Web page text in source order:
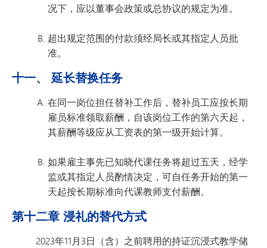
况下，应以董事会政策或总协议的规定为准。
超出规定范围的付款须经局长或其指定人员批
准。
十一、 延长替换任务
在同一岗位担任替补工作后，替补员工应按长期
雇员标准领取薪酬，自该岗位工作的第六天起，
其薪酬等级应从工资表的第一级开始计算。
如果雇主事先已知晓代课任务将超过五天，经学
监或其指定人员酌情决定，可自任务开始的第一
天起按长期标准向代课教师支付薪酬。
第十二章 浸礼的替代方式
2023年11月3日（含）之前聘用的持证沉浸式教学储